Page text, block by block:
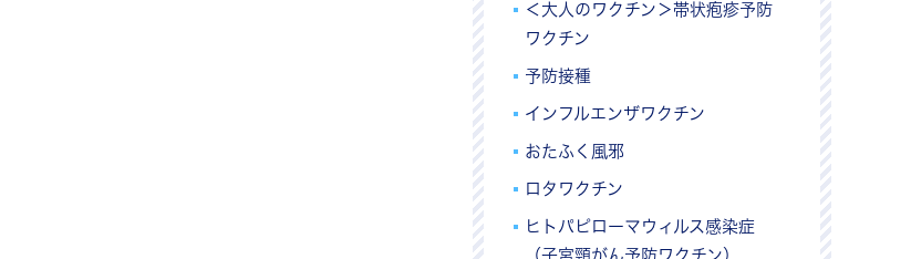
＜大人のワクチン＞帯状疱疹予防
ワクチン
予防接種
インフルエンザワクチン
おたふく風邪
ロタワクチン
ヒトパピローマウィルス感染症
（子宮頸がん予防ワクチン）